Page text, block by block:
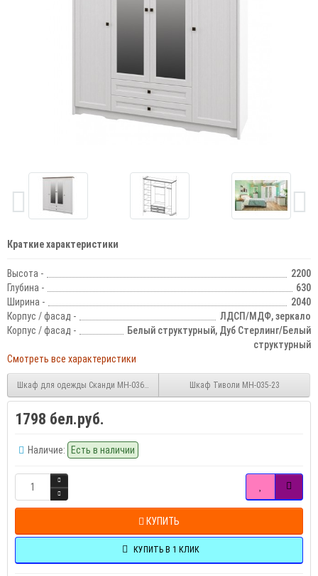
Краткие характеристики
Высота -
2200
Глубина -
630
Ширина -
2040
Корпус / фасад -
ЛДСП/МДФ, зеркало
Корпус / фасад -
Белый структурный, Дуб Стерлинг/Белый
структурный
Смотреть все характеристики
Шкаф для одежды Сканди МН-036-33(1) Шкаф Тиволи МН-035-23
1798 бел.руб.
Наличие: Есть в наличии
КУПИТЬ
КУПИТЬ В 1 КЛИК